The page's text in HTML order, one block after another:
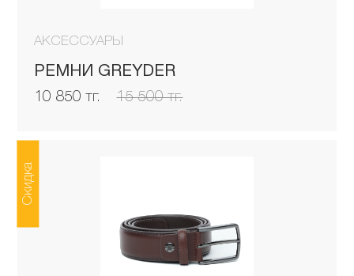
АКСЕССУАРЫ
РЕМНИ GREYDER
10 850 тг. 15 500 тг.
Скидка